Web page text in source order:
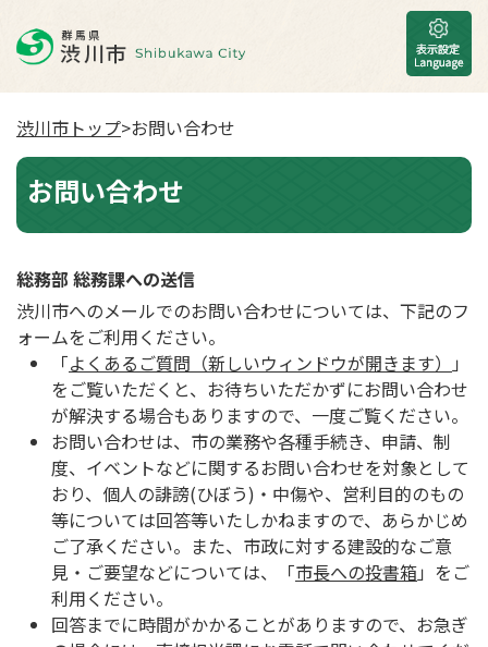
渋川市トップ>お問い合わせ
お問い合わせ
総務部 総務課への送信
渋川市へのメールでのお問い合わせについては、下記のフ
ォームをご利用ください。
「よくあるご質問（新しいウィンドウが開きます）
」
をご覧いただくと、お待ちいただかずにお問い合わせ
が解決する場合もありますので、一度ご覧ください。
お問い合わせは、市の業務や各種手続き、申請、制
度、イベントなどに関するお問い合わせを対象として
おり、個人の誹謗(ひぼう)・中傷や、営利目的のもの
等については回答等いたしかねますので、あらかじめ
ご了承ください。また、市政に対する建設的なご意
見・ご要望などについては、「市長への投書箱」をご
利用ください。
回答までに時間がかかることがありますので、お急ぎ